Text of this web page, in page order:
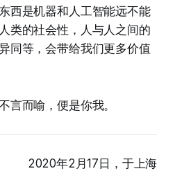
西是机器和人工智能远不能
类的社会性，人与人之间的
同等，会带给我们更多价值
言而喻，便是你我。
2020年2月17日，于上海